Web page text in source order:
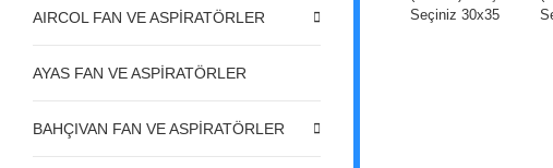
AIRCOL FAN VE ASPİRATÖRLER
AYAS FAN VE ASPİRATÖRLER
BAHÇIVAN FAN VE ASPİRATÖRLER